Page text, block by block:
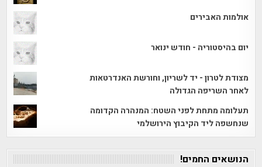
אולמות האבירים
יום בהיסטוריה - חודש ינואר
מצודת לטרון - יד לשריון, וחורשת האנדרטאות
לאחר השריפה הגדולה
תעלומה מתחת לפני השטח: המנהרה הקדומה
שנחשפה ליד הקיבוץ הירושלמי
הנושאים החמים!